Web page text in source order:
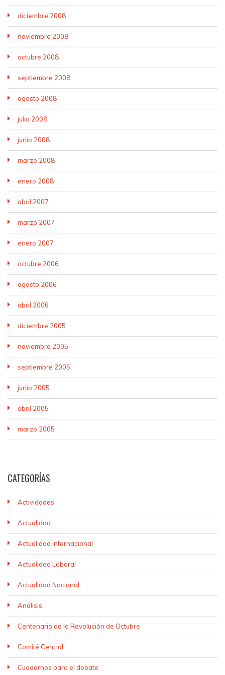
diciembre 2008
noviembre 2008
octubre 2008
septiembre 2008
agosto 2008
julio 2008
junio 2008
marzo 2008
enero 2008
abril 2007
marzo 2007
enero 2007
octubre 2006
agosto 2006
abril 2006
diciembre 2005
noviembre 2005
septiembre 2005
junio 2005
abril 2005
marzo 2005
CATEGORÍAS
Actividades
Actualidad
Actualidad internacional
Actualidad Laboral
Actualidad Nacional
Análisis
Centenario de la Revolución de Octubre
Comité Central
Cuadernos para el debate